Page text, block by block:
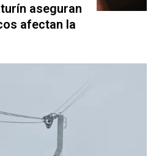
aseguran
afectan la